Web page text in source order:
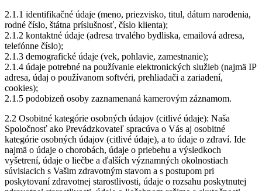
2.1.1 identifikačné údaje (meno, priezvisko, titul, dátum narodenia,
rodné číslo, štátna príslušnosť, číslo klienta);
2.1.2 kontaktné údaje (adresa trvalého bydliska, emailová adresa,
telefónne číslo);
2.1.3 demografické údaje (vek, pohlavie, zamestnanie);
2.1.4 údaje potrebné na používanie elektronických služieb (najmä IP
adresa, údaj o používanom softvéri, prehliadači a zariadení,
cookies);
2.1.5 podobizeň osoby zaznamenaná kamerovým záznamom.
2.2 Osobitné kategórie osobných údajov (citlivé údaje): Naša
Spoločnosť ako Prevádzkovateľ spracúva o Vás aj osobitné
kategórie osobných údajov (citlivé údaje), a to údaje o zdraví. Ide
najmä o údaje o chorobách, údaje o priebehu a výsledkoch
vyšetrení, údaje o liečbe a ďalších významných okolnostiach
súvisiacich s Vašim zdravotným stavom a s postupom pri
poskytovaní zdravotnej starostlivosti, údaje o rozsahu poskytnutej